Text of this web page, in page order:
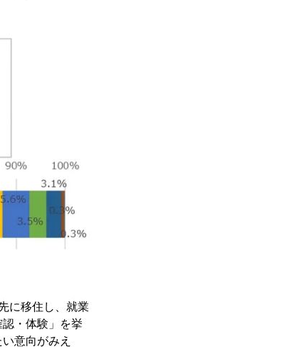
に移住し、就業
・体験」を挙
意向がみえ